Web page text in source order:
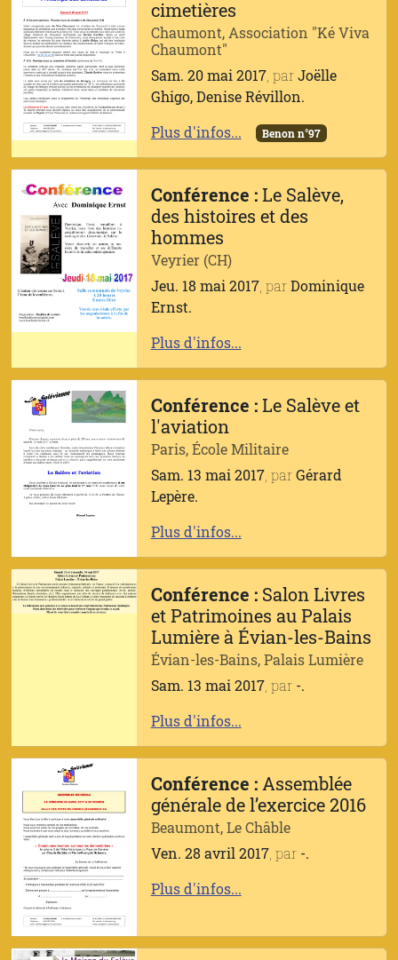
cimetières
Chaumont, Association "Ké Viva
Chaumont"
Sam. 20 mai 2017, parJoëlle
Ghigo, Denise Révillon.
Plus d'infos...
Benon n°97
Conférence :Le Salève,
des histoires et des
hommes
Veyrier (CH)
Jeu. 18 mai 2017, parDominique
Ernst.
Plus d'infos...
Conférence :Le Salève et
l'aviation
Paris, École Militaire
Sam. 13 mai 2017, parGérard
Lepère.
Plus d'infos...
Conférence :Salon Livres
et Patrimoines au Palais
Lumière à Évian-les-Bains
Évian-les-Bains, Palais Lumière
Sam. 13 mai 2017, par -.
Plus d'infos...
Conférence :Assemblée
générale de l’exercice 2016
Beaumont, Le Châble
Ven. 28 avril 2017, par -.
Plus d'infos...